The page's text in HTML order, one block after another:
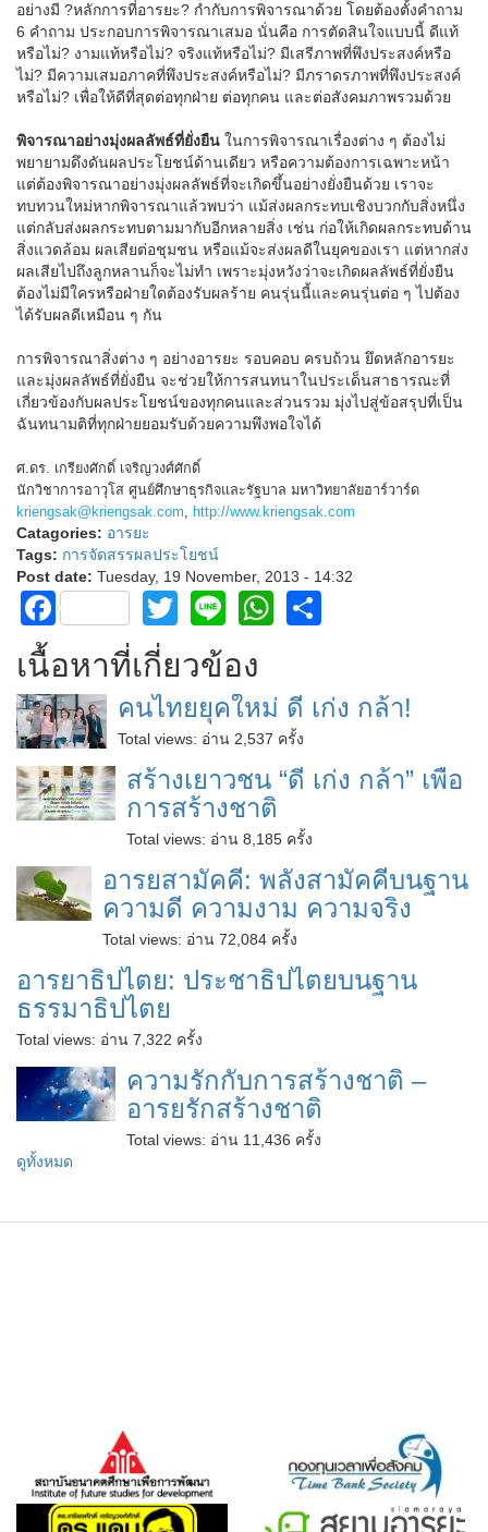
อย่างมี ?หลักการที่อารยะ? กำกับการพิจารณาด้วย โดยต้องตั้งคำถาม
6 คำถาม ประกอบการพิจารณาเสมอ นั่นคือ การตัดสินใจแบบนี้ ดีแท้
หรือไม่? งามแท้หรือไม่? จริงแท้หรือไม่? มีเสรีภาพที่พึงประสงค์หรือ
ไม่? มีความเสมอภาคที่พึงประสงค์หรือไม่? มีภราดรภาพที่พึงประสงค์
หรือไม่? เพื่อให้ดีที่สุดต่อทุกฝ่าย ต่อทุกคน และต่อสังคมภาพรวมด้วย
พิจารณาอย่างมุ่งผลลัพธ์ที่ยั่งยืน ในการพิจารณาเรื่องต่าง ๆ ต้องไม่
พยายามดึงดันผลประโยชน์ด้านเดียว หรือความต้องการเฉพาะหน้า
แต่ต้องพิจารณาอย่างมุ่งผลลัพธ์ที่จะเกิดขึ้นอย่างยั่งยืนด้วย เราจะ
ทบทวนใหม่หากพิจารณาแล้วพบว่า แม้ส่งผลกระทบเชิงบวกกับสิ่งหนึ่ง
แต่กลับส่งผลกระทบตามมากับอีกหลายสิ่ง เช่น ก่อให้เกิดผลกระทบด้าน
สิ่งแวดล้อม ผลเสียต่อชุมชน หรือแม้จะส่งผลดีในยุคของเรา แต่หากส่ง
ผลเสียไปถึงลูกหลานก็จะไม่ทำ เพราะมุ่งหวังว่าจะเกิดผลลัพธ์ที่ยั่งยืน
ต้องไม่มีใครหรือฝ่ายใดต้องรับผลร้าย คนรุ่นนี้และคนรุ่นต่อ ๆ ไปต้อง
ได้รับผลดีเหมือน ๆ กัน
การพิจารณาสิ่งต่าง ๆ อย่างอารยะ รอบคอบ ครบถ้วน ยึดหลักอารยะ
และมุ่งผลลัพธ์ที่ยั่งยืน จะช่วยให้การสนทนาในประเด็นสาธารณะที่
เกี่ยวข้องกับผลประโยชน์ของทุกคนและส่วนรวม มุ่งไปสู่ข้อสรุปที่เป็น
ฉันทนามติที่ทุกฝ่ายยอมรับด้วยความพึงพอใจได้
ศ.ดร. เกรียงศักดิ์ เจริญวงศ์ศักดิ์
นักวิชาการอาวุโส ศูนย์ศึกษาธุรกิจและรัฐบาล มหาวิทยาลัยฮาร์วาร์ด
kriengsak@kriengsak.com, http://www.kriengsak.com
Catagories: อารยะ
Tags: การจัดสรรผลประโยชน์
Post date: Tuesday, 19 November, 2013 - 14:32
FacebookTwitter
LineWhatsApp
เนื้อหาที่เกี่ยวข้อง
คนไทยยุคใหม่ ดี เก่ง กล้า!
Total views: อ่าน 2,537 ครั้ง
สร้างเยาวชน “ดี เก่ง กล้า” เพื่อ
การสร้างชาติ
Total views: อ่าน 8,185 ครั้ง
อารยสามัคคี: พลังสามัคคีบนฐาน
ความดี ความงาม ความจริง
Total views: อ่าน 72,084 ครั้ง
อารยาธิปไตย: ประชาธิปไตยบนฐาน
ธรรมาธิปไตย
Total views: อ่าน 7,322 ครั้ง
ความรักกับการสร้างชาติ –
อารยรักสร้างชาติ
Total views: อ่าน 11,436 ครั้ง
ดูทั้งหมด